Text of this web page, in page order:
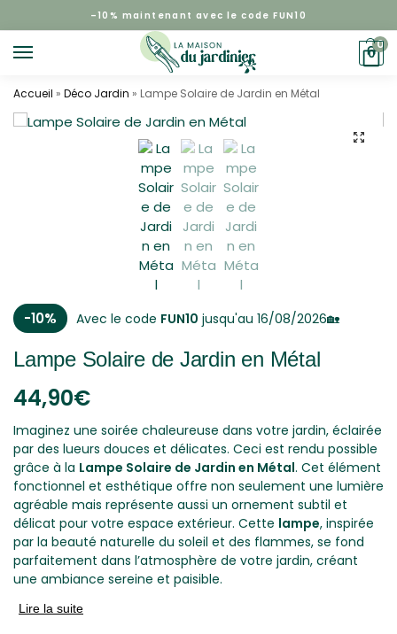
–10% maintenant avec le code FUN10
0
0
Accueil » Déco Jardin » Lampe Solaire de Jardin en Métal
-10% Avec le code FUN10 jusqu'au 16/08/2026🏡
Lampe Solaire de Jardin en Métal
44,90€
Imaginez une soirée chaleureuse dans votre jardin, éclairée
par des lueurs douces et délicates. Ceci est rendu possible
grâce à la Lampe Solaire de Jardin en Métal. Cet élément
fonctionnel et esthétique offre non seulement une lumière
agréable mais représente aussi un ornement subtil et
délicat pour votre espace extérieur. Cette lampe, inspirée
par la beauté naturelle du soleil et des flammes, se fond
parfaitement dans l’atmosphère de votre jardin, créant
une ambiance sereine et paisible.
Lire la suite